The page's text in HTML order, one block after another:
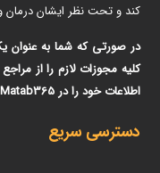
کند و تحت نظر ایشان درمان
در صورتی که شما به عنوان
کلیه مجوزات لازم را از
اطلاعات خود را در Matab365 ثبت کنید.
دسترسی سریع